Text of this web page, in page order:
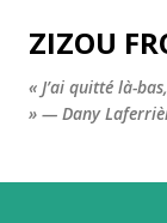
ZIZOU
« J’ai quitté là-
» — Dany